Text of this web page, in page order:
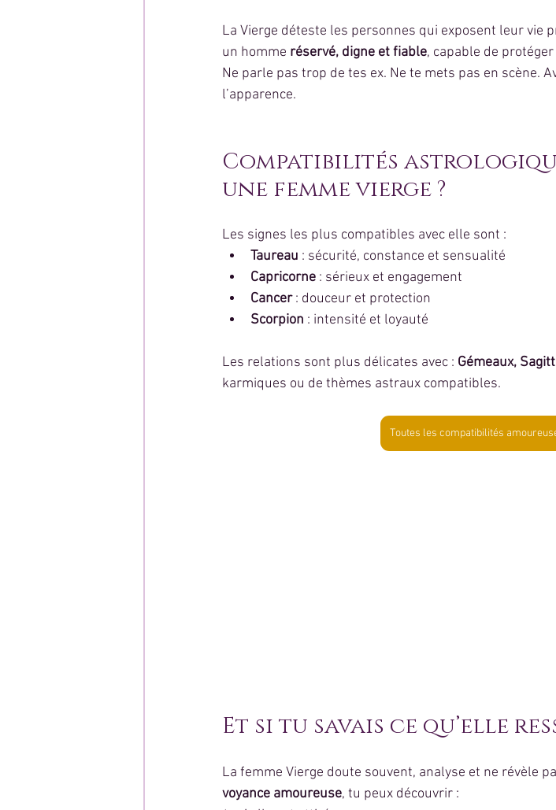
La Vierge déteste les personnes qui exposent leur vie
un homme réservé, digne et fiable, capable de
Ne parle pas trop de tes ex. Ne te mets pas en scène.
l’apparence.
Compatibilités
une femme vierge ?
Les signes les plus compatibles avec elle sont :
Taureau : sécurité, constance et sensualité
Capricorne : sérieux et engagement
Cancer : douceur et protection
Scorpion : intensité et loyauté
Les relations sont plus délicates avec : Gémeaux,
karmiques ou de thèmes astraux compatibles.
Toutes les compatibilités
Et si tu savais ce qu’elle
La femme Vierge doute souvent, analyse et ne révèle
voyance amoureuse, tu peux découvrir :